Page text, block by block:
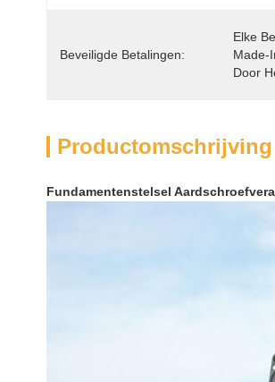
Beveiligde Betalingen:
Elke
Made-
Door
Productomschrijving
Fundamentenstelsel